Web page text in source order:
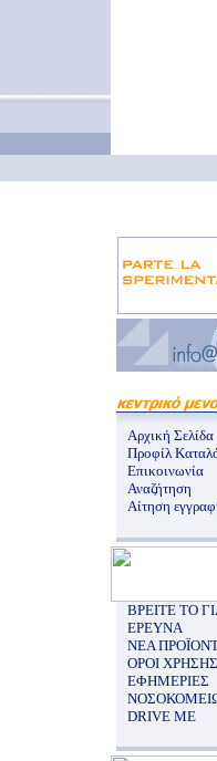
Αρχική Σελίδα
Προφίλ
Επικοινωνία
Αναζήτηση
Αίτηση
ΒΡΕΙΤΕ ΤΟ
ΕΡΕΥΝΑ
ΝΕΑ
ΟΡΟΙ ΧΡΗΣΗΣ
ΕΦΗΜΕΡΙΕΣ
DRIVE ME